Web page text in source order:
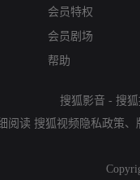
会员特权
会员剧场
帮助
搜狐影音 - 搜
阅读 搜狐视频隐私政策、